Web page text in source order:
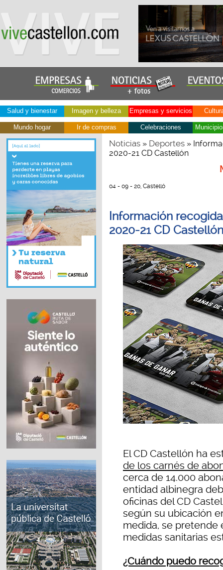
Salud y bienestar Imagen y belleza Empresas y servicios
Mundo hogar Ir de compras Celebraciones
Noticias» Deportes»
2020-21 CD Castellón
04 - 09 - 20, Castelló
Información
2020-21 CD Castellón
El CD Castellón ha
de los carnés de
cerca de 14.000
entidad albinegra
oficinas del CD
según su ubicación
medida, se pretende
medidas sanitarias
¿Cuándo puedo